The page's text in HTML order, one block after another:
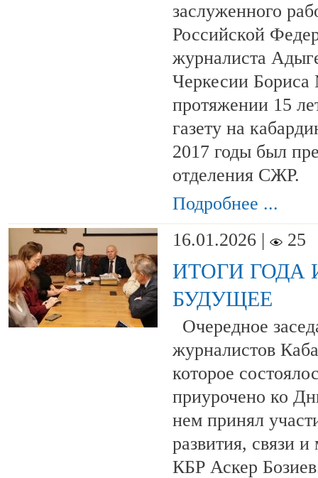
заслуженного
Российской
журналиста
Черкесии Бориса
протяжении 15
газету на
2017 годы был
отделения СЖР.
Подробнее ...
16.01.2026 |
25
ИТОГИ
БУДУЩЕЕ
Очередное
журналистов
которое
приурочено ко
нем принял
развития, связи
КБР Аскер